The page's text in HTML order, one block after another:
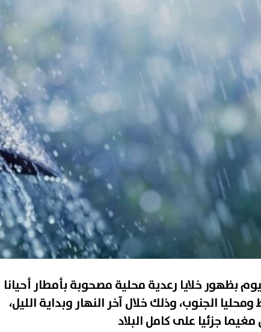
بظهور خلايا رعدية محلية مصحوبة بأمطار أحيانا
الجنوب، وذلك خلال آخر النهار وبداية الليل،
جزئيا على كامل البلاد